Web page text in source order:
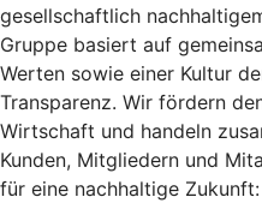
gesellschaftlich
Gruppe basiert auf
Werten sowie einer Kultur
Transparenz. Wir fördern
Wirtschaft und handeln
Kunden, Mitgliedern und
für eine nachhaltige